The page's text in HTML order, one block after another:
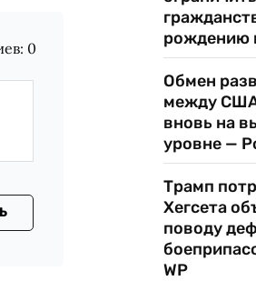
0
рождению
Обмен
между
вновь на
уровне —
Трамп
Хегсета
поводу
WP